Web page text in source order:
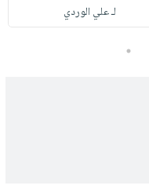
لـ علي الوردي
5